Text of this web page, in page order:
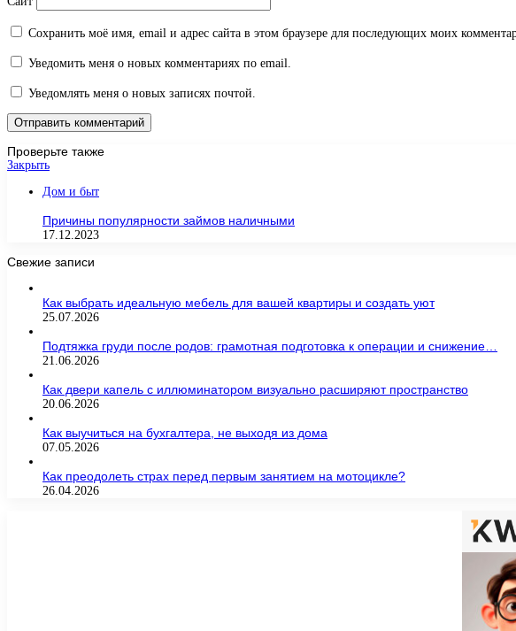
Сохранить моё имя, email и адрес сайта в этом браузере для последующих моих
Уведомить меня о новых комментариях по email.
Уведомлять меня о новых записях почтой.
Проверьте также
Закрыть
Дом и быт
Причины популярности займов наличными
17.12.2023
Свежие записи
Как выбрать идеальную мебель для вашей квартиры и создать уют
25.07.2026
Подтяжка груди после родов: грамотная подготовка к операции и снижение…
21.06.2026
Как двери капель с иллюминатором визуально расширяют пространство
20.06.2026
Как выучиться на бухгалтера, не выходя из дома
07.05.2026
Как преодолеть страх перед первым занятием на мотоцикле?
26.04.2026